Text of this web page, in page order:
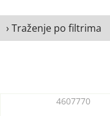
› Traženje po filtrima
4607770